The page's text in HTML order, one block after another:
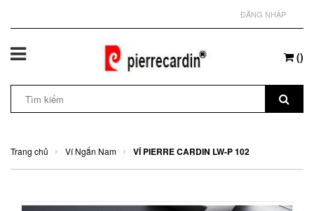
ĐĂNG NHẬP
()
Trang chủ Ví Ngắn Nam VÍ PIERRE CARDIN LW-P 102